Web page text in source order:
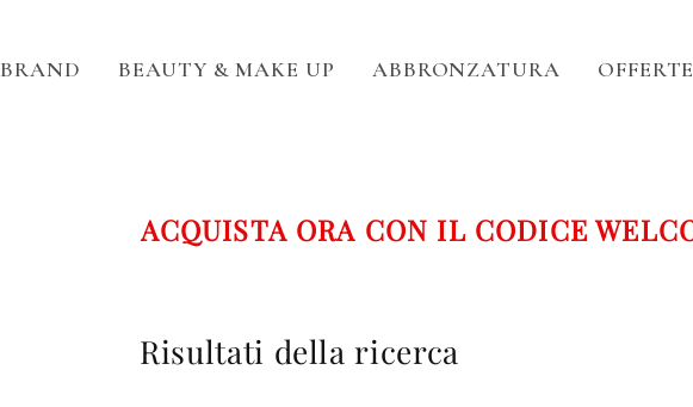
BRAND BEAUTY & MAKE UP ABBRONZATURA OFFERTE
ACQUISTA ORA CON IL CODICE WELCOME5
Risultati della ricerca